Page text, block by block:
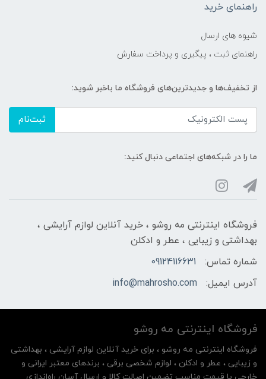
راهنمای خرید
شیوه های ارسال
راهنمای ثبت ، پیگیری و پرداخت سفارش
از تخفیف‌ها و جدیدترین‌های فروشگاه ما باخبر شوید:
ثبت‌نام
ما را در شبکه‌های اجتماعی دنبال کنید:
فروشگاه اینترنتی مه‌ رو‌شو ، خرید آنلاین لوازم آرایشی ،
بهداشتی و زیبایی ، عطر و ادکلن
شماره تماس:
09124116631
آدرس ایمیل:
info@mahrosho.com
فروشگاه اینترنتی مه‌ رو‌شو
فروشگاه اینترنتی مه‌ رو‌شو ، برای خرید آنلاین لوازم آرایشی ، بهداشتی
و زیبایی ، عطر و ادکلن ، لوازم شخصی برقی ، برندهای معتبر ایرانی و